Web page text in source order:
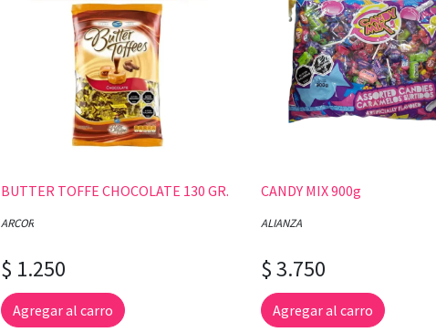
BUTTER TOFFE CHOCOLATE 130 GR.
ARCOR
$ 1.250
Agregar al carro
CANDY MIX 900g
ALIANZA
$ 3.750
Agregar al carro